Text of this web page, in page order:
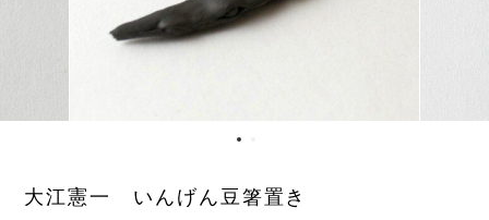
大江憲一 いんげん豆箸置き